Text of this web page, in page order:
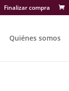
Finalizar compra
Quiénes somos